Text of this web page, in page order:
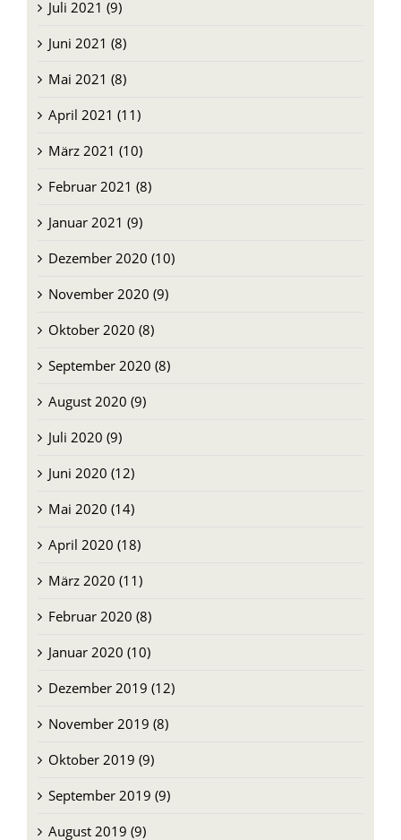
Juli 2021 (9)
Juni 2021 (8)
Mai 2021 (8)
April 2021 (11)
März 2021 (10)
Februar 2021 (8)
Januar 2021 (9)
Dezember 2020 (10)
November 2020 (9)
Oktober 2020 (8)
September 2020 (8)
August 2020 (9)
Juli 2020 (9)
Juni 2020 (12)
Mai 2020 (14)
April 2020 (18)
März 2020 (11)
Februar 2020 (8)
Januar 2020 (10)
Dezember 2019 (12)
November 2019 (8)
Oktober 2019 (9)
September 2019 (9)
August 2019 (9)